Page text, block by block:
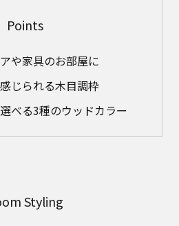
Points
や家具のお部屋に
じられる木目調枠
べる3種のウッドカラー
Styling